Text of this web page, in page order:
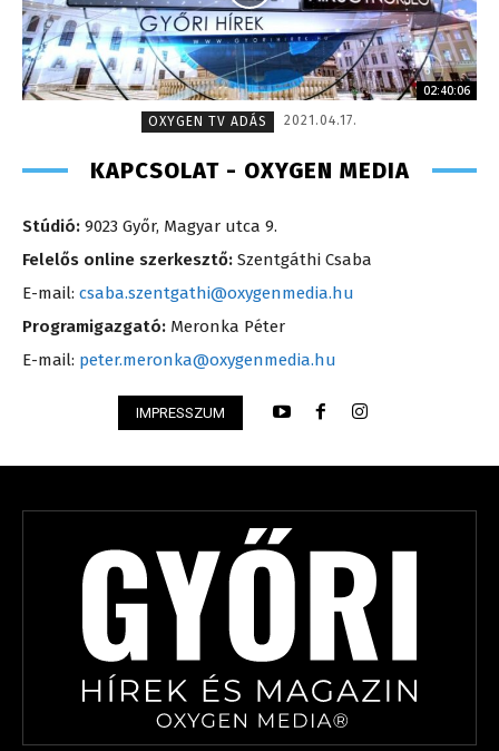
02:40:06
OXYGEN TV ADÁS
2021.04.17.
KAPCSOLAT - OXYGEN MEDIA
Stúdió: 9023 Győr, Magyar utca 9.
Felelős online szerkesztő: Szentgáthi Csaba
E-mail: csaba.szentgathi@oxygenmedia.hu
Programigazgató: Meronka Péter
E-mail: peter.meronka@oxygenmedia.hu
IMPRESSZUM